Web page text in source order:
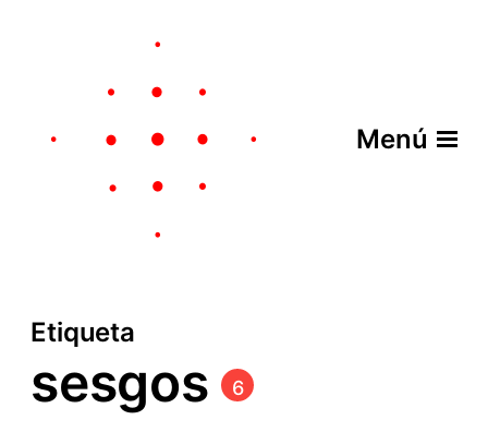
Menú
Etiqueta
sesgos 6